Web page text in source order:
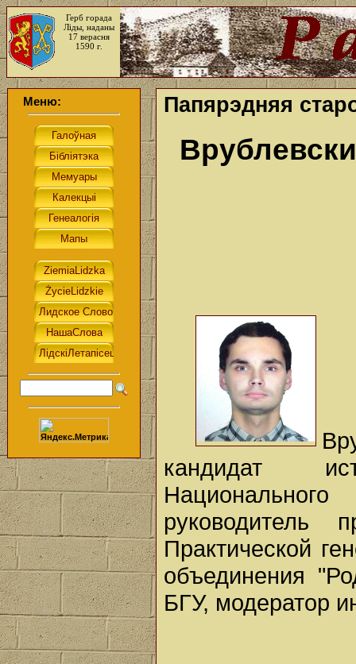
Герб горада
Ліды, наданы
17 верасня
1590 г.
Меню: Папярэдняя
кандидат
руководитель
Практической
объединения
БГУ, модератор